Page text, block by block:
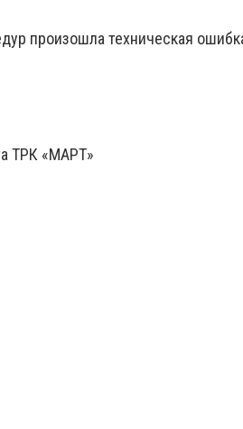
произошла техническая
ТРК «МАРТ»